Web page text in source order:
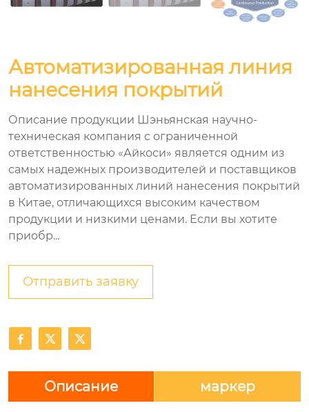
Автоматизированная линия
нанесения покрытий
Описание продукции Шэньянская научно-
техническая компания с ограниченной
ответственностью «Айкоси» является одним из
самых надежных производителей и поставщиков
автоматизированных линий нанесения покрытий
в Китае, отличающихся высоким качеством
продукции и низкими ценами. Если вы хотите
приобр...
Отправить заявку
  
Описание маркер